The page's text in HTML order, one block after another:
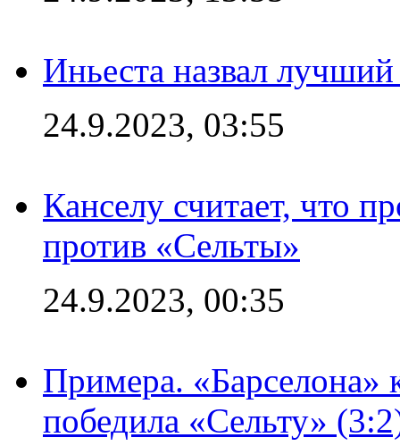
Иньеста назвал
24.9.2023, 03:55
Канселу считает, что
против «Сельты»
24.9.2023, 00:35
Примера. «Барселона»
победила «Сельту»